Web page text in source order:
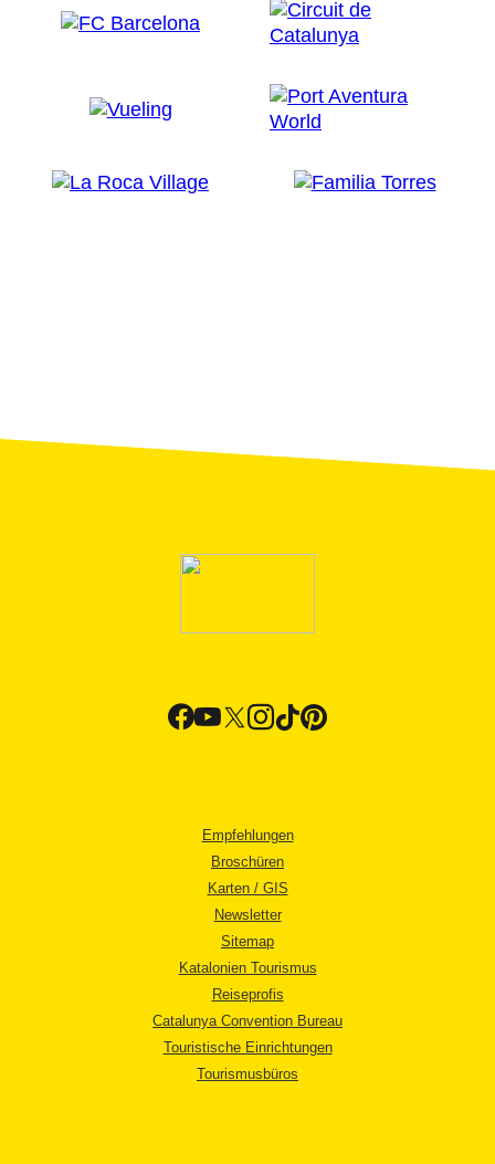
Empfehlungen
Broschüren
Karten / GIS
Newsletter
Sitemap
Katalonien Tourismus
Reiseprofis
Catalunya Convention Bureau
Touristische Einrichtungen
Tourismusbüros